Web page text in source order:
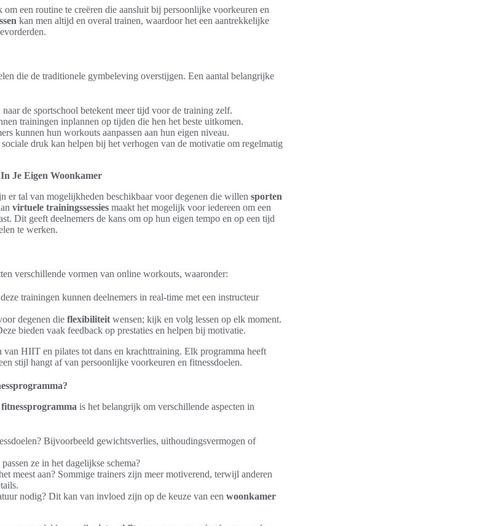
een routine te creëren die aansluit bij persoonlijke voorkeuren en
kan men altijd en overal trainen, waardoor het een aantrekkelijke
die de traditionele gymbeleving overstijgen. Een aantal belangrijke
de sportschool betekent meer tijd voor de training zelf.
trainingen inplannen op tijden die hen het beste uitkomen.
kunnen hun workouts aanpassen aan hun eigen niveau.
druk kan helpen bij het verhogen van de motivatie om regelmatig
Je Eigen Woonkamer
er tal van mogelijkheden beschikbaar voor degenen die willen sporten
virtuele trainingssessies maakt het mogelijk voor iedereen om een
Dit geeft deelnemers de kans om op hun eigen tempo en op een tijd
te werken.
verschillende vormen van online workouts, waaronder:
trainingen kunnen deelnemers in real-time met een instructeur
degenen die flexibiliteit wensen; kijk en volg lessen op elk moment.
bieden vaak feedback op prestaties en helpen bij motivatie.
van HIIT en pilates tot dans en krachttraining. Elk programma heeft
stijl hangt af van persoonlijke voorkeuren en fitnessdoelen.
is het belangrijk om verschillende aspecten in
Bijvoorbeeld gewichtsverlies, uithoudingsvermogen of
ze in het dagelijkse schema?
meest aan? Sommige trainers zijn meer motiverend, terwijl anderen
nodig? Dit kan van invloed zijn op de keuze van een woonkamer